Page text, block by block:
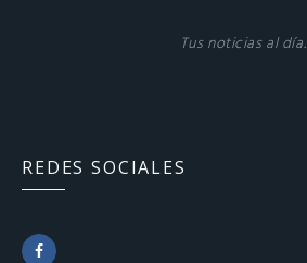
Tus noticias al día.
REDES SOCIALES